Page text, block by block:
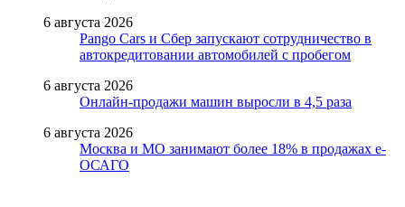
6 августа 2026
Pango Cars и Сбер запускают сотрудничество в
автокредитовании автомобилей с пробегом
6 августа 2026
Онлайн-продажи машин выросли в 4,5 раза
6 августа 2026
Москва и МО занимают более 18% в продажах е-
ОСАГО